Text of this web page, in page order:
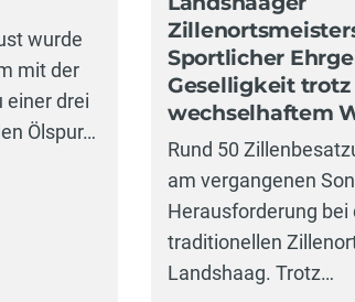
wurde
mit der
einer drei
Ölspur…
Sportlicher
Geselligkeit trotz
wechselhaftem
Rund 50
am vergangenen
Herausforderung bei
traditionellen
Landshaag. Trotz…